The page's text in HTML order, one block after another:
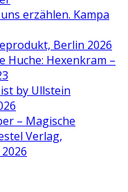
erzählen. Kampa
Berlin 2026
Huche: Hexenkram –
by Ullstein
– Magische
Verlag,